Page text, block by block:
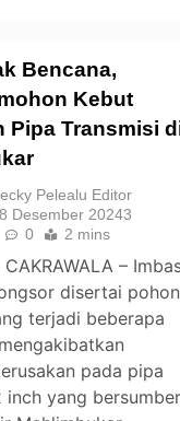
Bencana,
Kebut
Pipa Transmisi
Pelealu Editor
Desember 20243
0 2 mins
–
disertai pohon
terjadi beberapa
pada pipa
inch yang